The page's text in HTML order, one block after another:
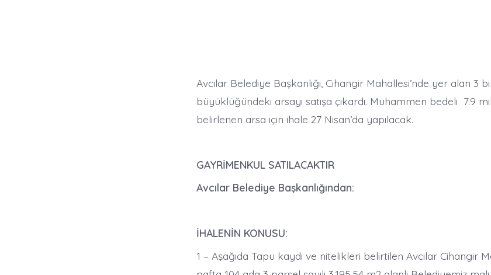
Avcılar Belediye Başkanlığı, Cihangir Mahallesi’nde yer alan 3
büyüklüğündeki arsayı satışa çıkardı. Muhammen bedeli 7.9
belirlenen arsa için ihale 27 Nisan’da yapılacak.
GAYRİMENKUL SATILACAKTIR
Avcılar Belediye Başkanlığından:
İHALENİN KONUSU:
1 – Aşağıda Tapu kaydı ve nitelikleri belirtilen Avcılar Cihangir